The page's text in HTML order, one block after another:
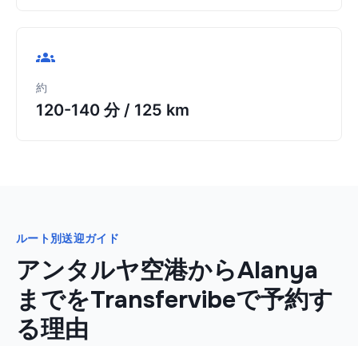
約
120-140 分/ 125 km
ルート別送迎ガイド
アンタルヤ空港からAlanya
までをTransfervibeで予約す
る理由